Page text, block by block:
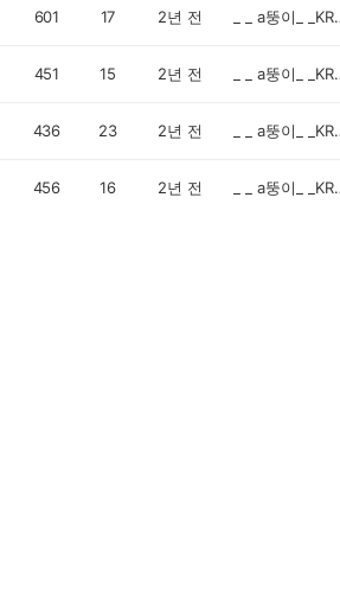
601 17 2년 전 _ _ a
451 15 2년 전 _ _ a
436 23 2년 전 _ _ a
456 16 2년 전 _ _ a